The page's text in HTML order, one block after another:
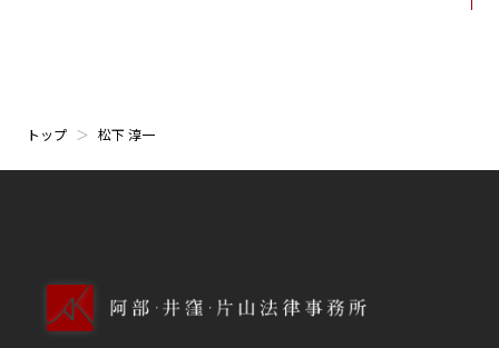
訴訟法 [第4版]』（有斐閣アルマシリーズ、2023）
＜共同編集＞
トップ 松下 淳一